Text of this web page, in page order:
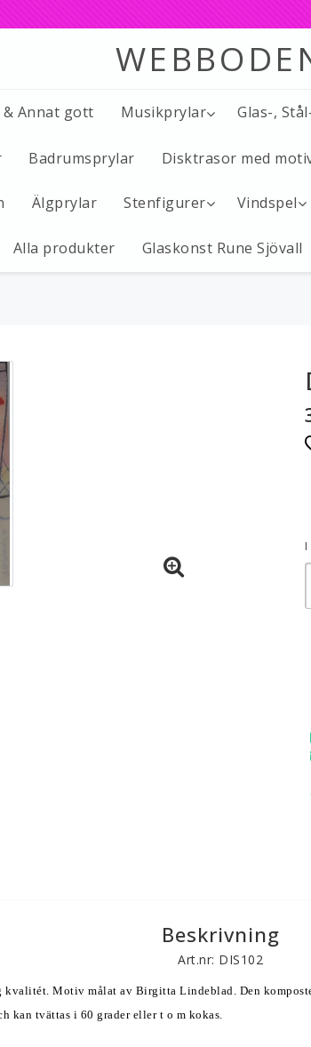
Annat gott Musikprylar Glas-,
Badrumsprylar Disktrasor med
Älgprylar Stenfigurer Vindspel
Alla produkter Glaskonst Rune Sjövall
Beskrivning
Art.nr: DIS102
kvalitét. Motiv målat av Birgitta Lindeblad. Den
kan tvättas i 60 grader eller t o m kokas.